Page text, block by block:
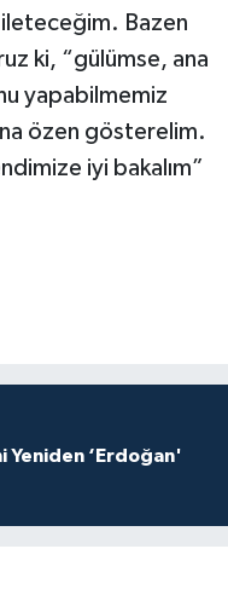
ileteceğim. Bazen
ki, “gülümse, ana
yapabilmemiz
özen gösterelim.
iyi bakalım”
Yeniden ‘Erdoğan'